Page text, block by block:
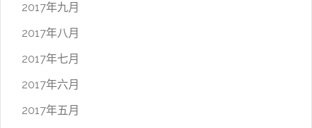
2017年九月
2017年八月
2017年七月
2017年六月
2017年五月